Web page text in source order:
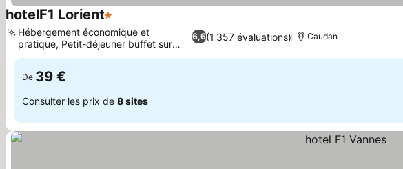
hotelF1 Lorient1 Étoiles
6,6(1 357 évaluations)
Hébergement économique et
pratique, Petit-déjeuner buffet sur
place
Caudan
De 39 €
Consulter les prix de 8 sites